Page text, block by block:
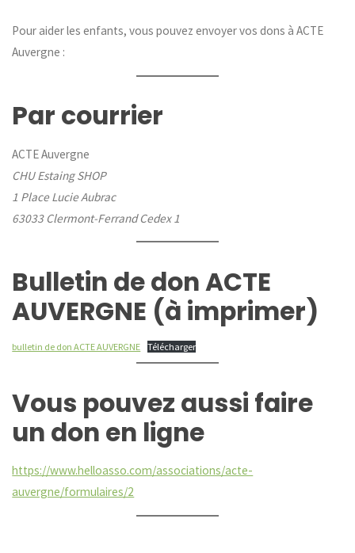
Pour aider les enfants, vous pouvez envoyer vos dons à ACTE
Auvergne :
Par courrier
ACTE Auvergne
CHU Estaing SHOP
1 Place Lucie Aubrac
63033 Clermont-Ferrand Cedex 1
Bulletin de don ACTE
AUVERGNE (à imprimer)
bulletin de don ACTE AUVERGNE Télécharger
Vous pouvez aussi faire
un don en ligne
https://www.helloasso.com/associations/acte-
auvergne/formulaires/2